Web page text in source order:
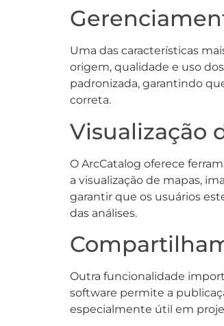
Uma das características
origem, qualidade e uso
padronizada, garantindo
correta.
Visualização
O ArcCatalog oferece
a visualização de mapas,
garantir que os usuários
das análises.
Outra funcionalidade
software permite a
especialmente útil em